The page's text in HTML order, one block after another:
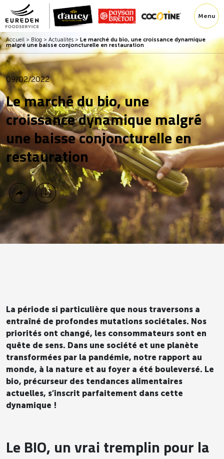
Menu
Accueil > Blog > Actualités > Le marché du bio, une croissance dynamique
malgré une baisse conjoncturelle en restauration
09/02/2022
Le marché du bio, une
croissance dynamique malgré
une baisse conjoncturelle en
restauration
La période si particulière que nous traversons a
entraîné de profondes mutations sociétales. Nos
priorités ont changé, les consommateurs sont en
quête de sens. Dans une société et une planète
transformées par la pandémie, notre rapport au
monde, à la nature et au foyer a été bouleversé. Le
bio, précurseur des tendances alimentaires
actuelles, s’inscrit parfaitement dans cette
dynamique !
Le BIO, un vrai tremplin pour la